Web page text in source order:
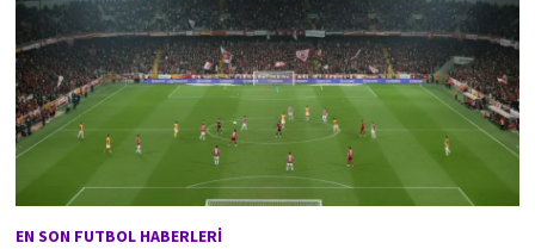
EN SON FUTBOL HABERLERI